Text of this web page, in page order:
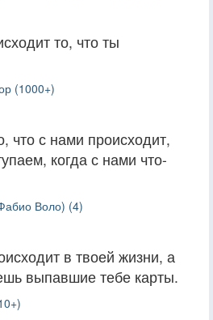
то, что ты
(1000+)
что с нами происходит,
когда с нами что-
Воло) (4)
в твоей жизни, а
выпавшие тебе карты.